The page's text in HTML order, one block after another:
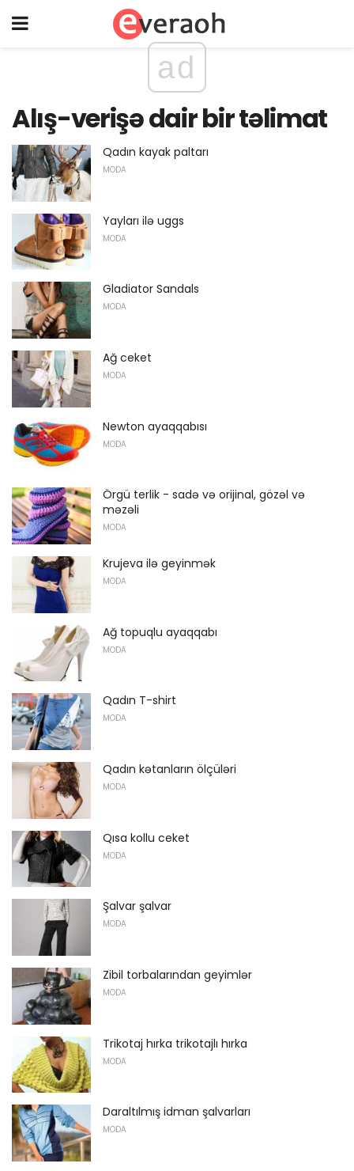
ad
Alış-verişə dair bir təlimat
Qadın kayak paltarı
MODA
Yayları ilə uggs
MODA
Gladiator Sandals
MODA
Ağ ceket
MODA
Newton ayaqqabısı
MODA
Örgü terlik - sadə və orijinal, gözəl və
məzəli
MODA
Krujeva ilə geyinmək
MODA
Ağ topuqlu ayaqqabı
MODA
Qadın T-shirt
MODA
Qadın kətanların ölçüləri
MODA
Qısa kollu ceket
MODA
Şalvar şalvar
MODA
Zibil torbalarından geyimlər
MODA
Trikotaj hırka trikotajlı hırka
MODA
Daraltılmış idman şalvarları
MODA